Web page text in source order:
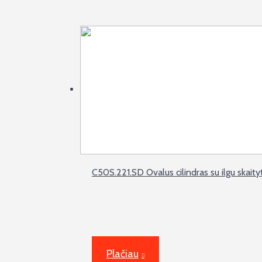
C50S.221.SD Ovalus cilindras su ilgu
Plačiau